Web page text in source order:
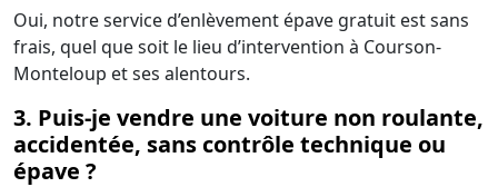
Oui, notre service d’enlèvement épave gratuit est sans
frais, quel que soit le lieu d’intervention à Courson-
Monteloup et ses alentours.
3. Puis-je vendre une voiture non roulante,
accidentée, sans contrôle technique ou
épave ?